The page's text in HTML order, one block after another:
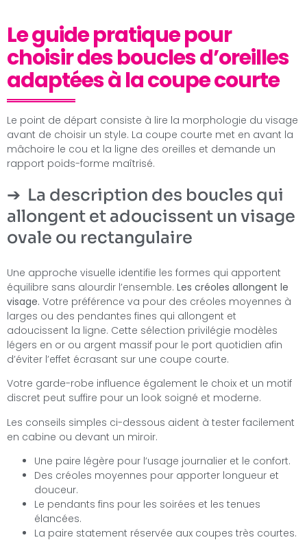
Le guide pratique pour
choisir des boucles d’oreilles
adaptées à la coupe courte
Le point de départ consiste à lire la morphologie du visage
avant de choisir un style. La coupe courte met en avant la
mâchoire le cou et la ligne des oreilles et demande un
rapport poids-forme maîtrisé.
La description des boucles qui
allongent et adoucissent un visage
ovale ou rectangulaire
Une approche visuelle identifie les formes qui apportent
équilibre sans alourdir l’ensemble. Les créoles allongent le
visage. Votre préférence va pour des créoles moyennes à
larges ou des pendantes fines qui allongent et
adoucissent la ligne. Cette sélection privilégie modèles
légers en or ou argent massif pour le port quotidien afin
d’éviter l’effet écrasant sur une coupe courte.
Votre garde-robe influence également le choix et un motif
discret peut suffire pour un look soigné et moderne.
Les conseils simples ci-dessous aident à tester facilement
en cabine ou devant un miroir.
Une paire légère pour l’usage journalier et le confort.
Des créoles moyennes pour apporter longueur et
douceur.
Le pendants fins pour les soirées et les tenues
élancées.
La paire statement réservée aux coupes très courtes.